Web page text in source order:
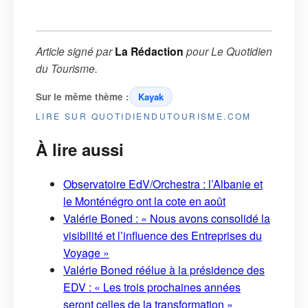
Article signé parLa Rédaction pourLe Quotidien
du Tourisme.
Sur le même thème : Kayak
LIRE SUR QUOTIDIENDUTOURISME.COM
À lire aussi
Observatoire EdV/Orchestra : l’Albanie et
le Monténégro ont la cote en août
Valérie Boned : « Nous avons consolidé la
visibilité et l’influence des Entreprises du
Voyage »
Valérie Boned réélue à la présidence des
EDV : « Les trois prochaines années
seront celles de la transformation »